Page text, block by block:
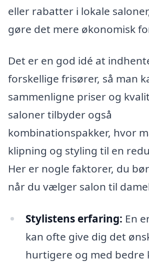
eller rabatter i lokale
gøre det mere økonomisk
Det er en god idé at
forskellige frisører, så man
sammenligne priser og
saloner tilbyder også
kombinationspakker, hvor
klipning og styling til en
Her er nogle faktorer, du
når du vælger salon til
Stylistens erfaring: En
kan ofte give dig det
hurtigere og med bedre